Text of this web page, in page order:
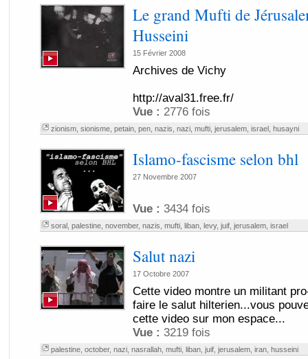
Le grand Mufti de
Husseini
15 Février 2008
Archives de Vichy
http://aval31.free.fr/
Vue : 2776 fois
zionism, sionisme, petain, pen, nazis nazi, mufti, jerusalem, israel, husayni
Islamo-fascisme selon bhl
27 Novembre 2007
Vue : 3434 fois
soral, palestine, november, nazis mufti, liban, levy, juif, jerusalem, israel
Salut nazi
17 Octobre 2007
Cette video montre un militant
faire le salut hilterien...vous
cette video sur mon espace...
Vue : 3219 fois
palestine, october, nazi, nasrallah, mufti, liban, juif, jerusalem, iran, husseini